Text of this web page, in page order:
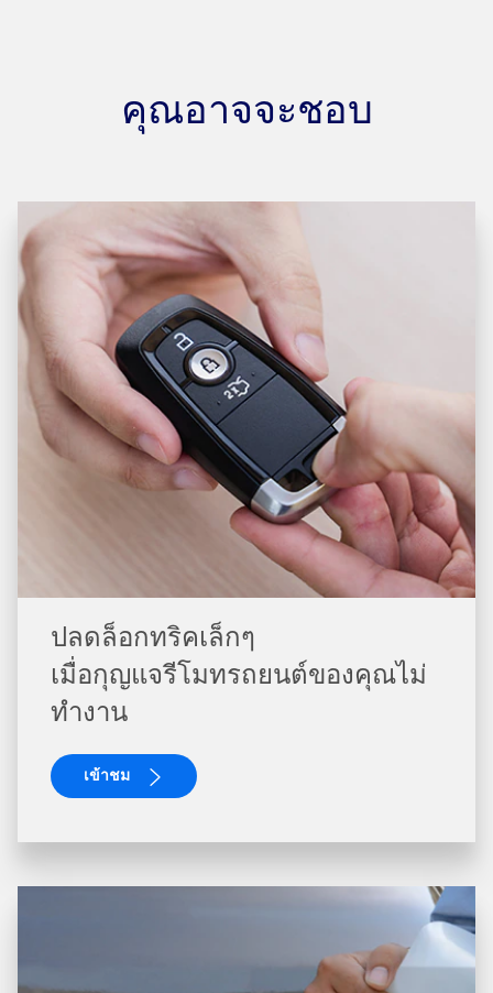
คุณอาจจะชอบ
ปลดล็อกทริคเล็กๆ
เมื่อกุญแจรีโมทรถยนต์ของคุณไม่
ทำงาน
เข้าชม